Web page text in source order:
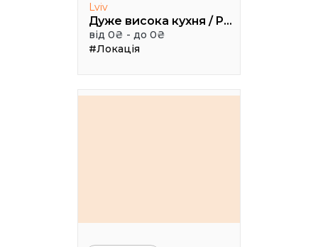
Lviv
Дуже висока кухня / Pretty High Kitchen
від 0₴ - до 0₴
#Локація